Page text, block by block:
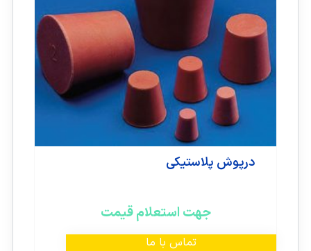
درپوش پلاستیکی
جهت استعلام قیمت
تماس با ما